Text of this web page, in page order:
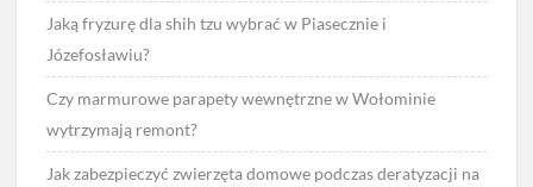
Jaką fryzurę dla shih tzu wybrać w Piasecznie i
Józefosławiu?
Czy marmurowe parapety wewnętrzne w Wołominie
wytrzymają remont?
Jak zabezpieczyć zwierzęta domowe podczas deratyzacji na